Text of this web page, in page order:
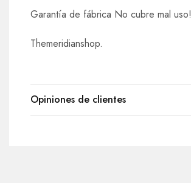
Garantía de fábrica No cubre mal uso!
Themeridianshop.
Opiniones de clientes